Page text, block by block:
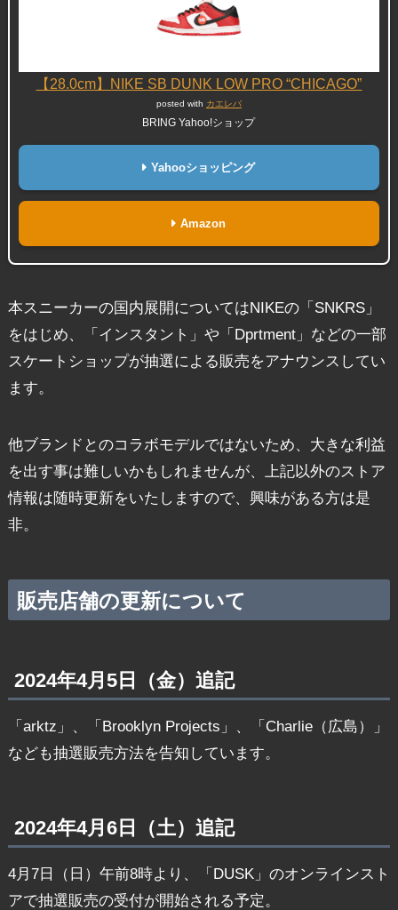
【28.0cm】NIKE SB DUNK LOW PRO “CHICAGO”
posted with カエレバ
BRING Yahoo!ショップ
Yahooショッピング
Amazon
本スニーカーの国内展開についてはNIKEの「SNKRS」
をはじめ、「インスタント」や「Dprtment」などの一部
スケートショップが抽選による販売をアナウンスしてい
ます。
他ブランドとのコラボモデルではないため、大きな利益
を出す事は難しいかもしれませんが、上記以外のストア
情報は随時更新をいたしますので、興味がある方は是
非。
販売店舗の更新について
2024年4月5日（金）追記
「arktz」、「Brooklyn Projects」、「Charlie（広島）」
なども抽選販売方法を告知しています。
2024年4月6日（土）追記
4月7日（日）午前8時より、「DUSK」のオンラインスト
アで抽選販売の受付が開始される予定。